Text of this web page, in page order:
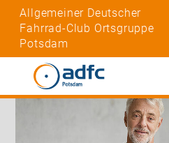
Allgemeiner Deutscher
Fahrrad-Club Ortsgruppe
Potsdam